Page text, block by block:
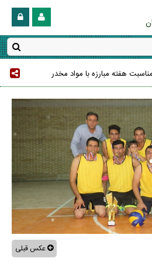
هفته مبارزه با مواد مخدر
عکس قبلی